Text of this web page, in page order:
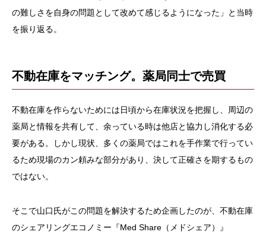
の難しさを自身の問題として改めて感じるようになった」と当時
を振り返る。
不動在庫をマッチング。薬局同士で売買
不動在庫を作らないためには日頃から在庫状況を把握し、周辺の
薬局と情報を共有して、余っている時は他店と協力し消化する必
要がある。しかし現状、多くの薬局ではこれを手作業で行ってい
るため現場のカン頼みな部分があり、決して正確さを期するもの
ではない。
そこで山口氏がこの問題を解決するため企画したのが、不動在庫
のシェアリングエコノミー『Med Share（メドシェア）』